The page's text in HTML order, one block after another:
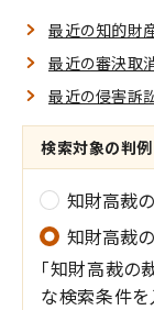
最近の知的財
最近の審決取
最近の侵害訴
検索対象の判例
知財高裁
知財高裁
「知財高裁の
な検索条件を